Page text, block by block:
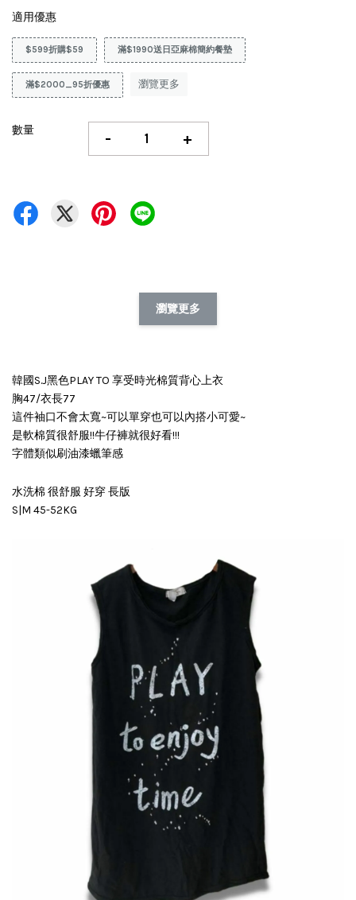
適用優惠
$599折購$59 滿$1990送日亞麻棉簡約餐墊
滿$2000_95折優惠 瀏覽更多
數量 - +
瀏覽更多
韓國S.J黑色PLAY TO 享受時光棉質背心上衣
胸47/衣長77
這件袖口不會太寬~可以單穿也可以內搭小可愛~
是軟棉質很舒服!!牛仔褲就很好看!!!
字體類似刷油漆蠟筆感
水洗棉 很舒服 好穿 長版
S|M 45-52KG